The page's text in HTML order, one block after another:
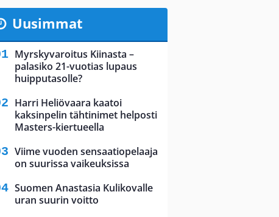
Uusimmat
Myrskyvaroitus Kiinasta –
palasiko 21-vuotias lupaus
huipputasolle?
Harri Heliövaara kaatoi
kaksinpelin tähtinimet helposti
Masters-kiertueella
Viime vuoden sensaatiopelaaja
on suurissa vaikeuksissa
Suomen Anastasia Kulikovalle
uran suurin voitto